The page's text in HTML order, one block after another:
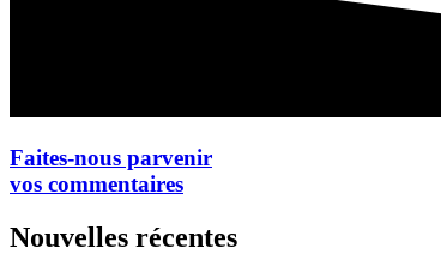
Faites-nous parvenir
vos commentaires
Nouvelles récentes